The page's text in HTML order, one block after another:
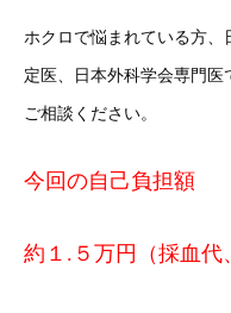
ホクロで悩まれている方
定医、日本外科学会専門医
ご相談ください。
今回の自己負担額
約１.５万円（採血代